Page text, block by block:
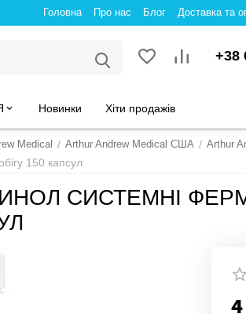
Головна Про нас Блог Доставка та
+38
Новинки Хіти продажів
Medical / Arthur Andrew Medical США / Arthur
150 капсул
СИСТЕМНІ
4